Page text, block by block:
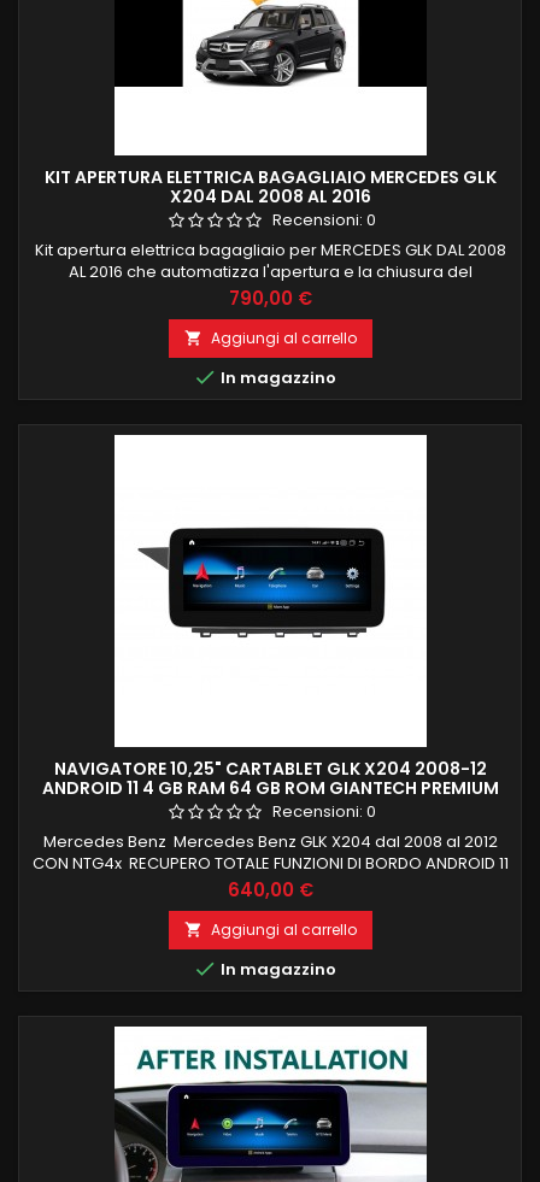
KIT APERTURA ELETTRICA BAGAGLIAIO MERCEDES GLK
X204 DAL 2008 AL 2016
Recensioni: 0
Kit apertura elettrica bagagliaio per MERCEDES GLK DAL 2008
AL 2016 che automatizza l'apertura e la chiusura del
portellone del bagagliaio della vostra automobile. Il sistema
è completo di due pistoni specifici per il montaggio e
centralina di controllo e due pulsanti specifici da installare
nell'abitacolo e nel portellone. Il sistema consente
l'apertura...
Prezzo
790,00 €
 Aggiungi al carrello
 In magazzino
NAVIGATORE 10,25" CARTABLET GLK X204 2008-12
ANDROID 11 4 GB RAM 64 GB ROM GIANTECH PREMIUM
Recensioni: 0
Mercedes Benz Mercedes Benz GLK X204 dal 2008 al 2012
CON NTG4x RECUPERO TOTALE FUNZIONI DI BORDO ANDROID 11
4 GB RAM 64 GB ROM, CON SLOT SIM 4 GB E SD CARPLAY E
ANDROID AUTO INTEGRATI WIRELESS MANTENIMENTO FUNZIONI
DI BORDO (TUTTE LE FUNZIONI ORIGINALI) WIFI INTEGRATO E
FUNZIONE MIRRORING MENU IN LINGUA ITALIANA NESSUNA
MODIFICA X LA INSTALLAZIONE ,...
Prezzo
640,00 €
 Aggiungi al carrello
 In magazzino